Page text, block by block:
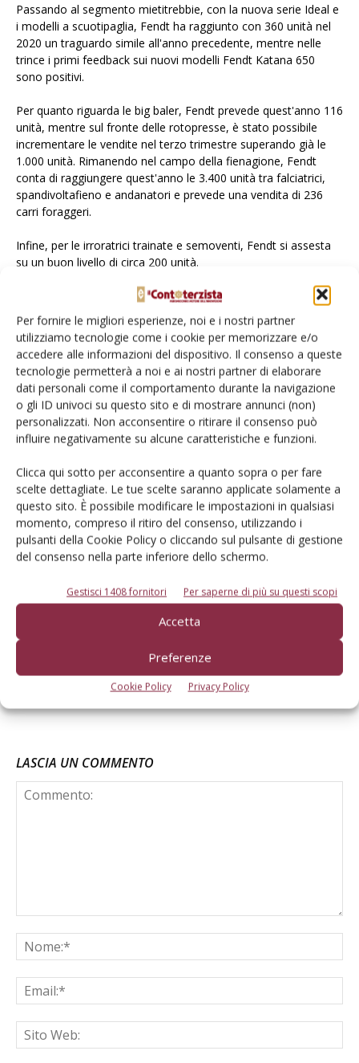
Per fornire le migliori esperienze, noi e i nostri partner
utilizziamo tecnologie come i cookie per memorizzare e/o
accedere alle informazioni del dispositivo. Il consenso a queste
tecnologie permetterà a noi e ai nostri partner di elaborare
dati personali come il comportamento durante la navigazione
o gli ID univoci su questo sito e di mostrare annunci (non)
personalizzati. Non acconsentire o ritirare il consenso può
influire negativamente su alcune caratteristiche e funzioni.
Clicca qui sotto per acconsentire a quanto sopra o per fare
scelte dettagliate. Le tue scelte saranno applicate solamente a
questo sito. È possibile modificare le impostazioni in qualsiasi
momento, compreso il ritiro del consenso, utilizzando i
pulsanti della Cookie Policy o cliccando sul pulsante di gestione
del consenso nella parte inferiore dello schermo.
Gestisci 1408 fornitori Per saperne di più su questi scopi
Accetta
Preferenze
Cookie Policy Privacy Policy
Passando al segmento mietitrebbie, con la nuova serie Ideal e
i modelli a scuotipaglia, Fendt ha raggiunto con 360 unità nel
2020 un traguardo simile all'anno precedente, mentre nelle
trince i primi feedback sui nuovi modelli Fendt Katana 650
sono positivi.
Per quanto riguarda le big baler, Fendt prevede quest'anno 116
unità, mentre sul fronte delle rotopresse, è stato possibile
incrementare le vendite nel terzo trimestre superando già le
1.000 unità. Rimanendo nel campo della fienagione, Fendt
conta di raggiungere quest'anno le 3.400 unità tra falciatrici,
spandivoltafieno e andanatori e prevede una vendita di 236
carri foraggeri.
Infine, per le irroratrici trainate e semoventi, Fendt si assesta
su un buon livello di circa 200 unità.
Nel 2020 il budget per ricerca e sviluppo in casa Fendt si aggira
sugli 80 milioni di euro, per un organico complessivo di 5.958
dipendenti in tutte le sei sedi in Germania, 117 in più che a fine
2019.
Investimenti in Ricerca e Sviluppo dal 1995 a oggi (milioni di euro)
TAG 1100 MT 5275 C SL Fendt 200 Vario
Facebook Twitter
Francesco Bartolozzi
LASCIA UN COMMENTO